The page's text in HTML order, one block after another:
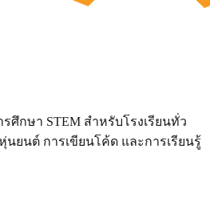
กษา STEM สำหรับโรงเรียนทั่ว
นยนต์ การเขียนโค้ด และการเรียนรู้